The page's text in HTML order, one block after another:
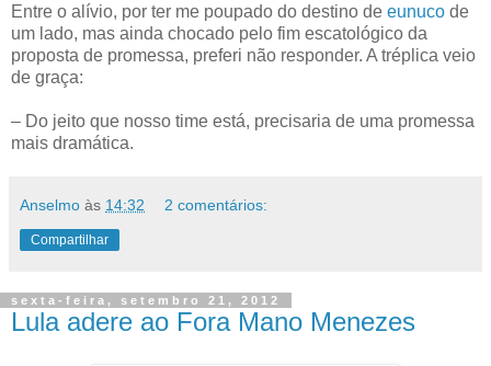
Entre o alívio, por ter me poupado do destino de eunuco de
um lado, mas ainda chocado pelo fim escatológico da
proposta de promessa, preferi não responder. A tréplica veio
de graça:
– Do jeito que nosso time está, precisaria de uma promessa
mais dramática.
Anselmo às 14:32 2 comentários:
Compartilhar
sexta-feira, setembro 21, 2012
Lula adere ao Fora Mano Menezes